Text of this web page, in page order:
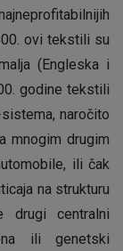
ovi tekstili su
(Engleska i
godine tekstili
naročito
mnogim drugim
ili čak
na strukturu
drugi centralni
ili genetski